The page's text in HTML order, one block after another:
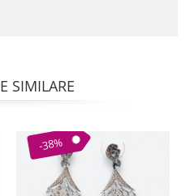
SIMILARE
-38%